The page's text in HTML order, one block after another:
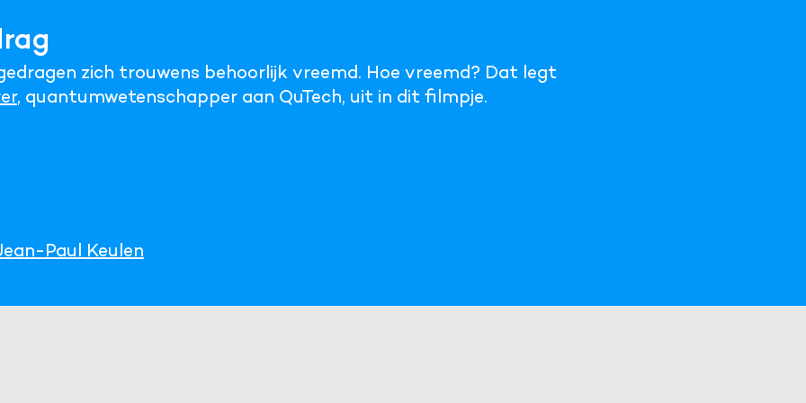
zich trouwens behoorlijk vreemd. Hoe vreemd? Dat legt
, quantumwetenschapper aan QuTech, uit in dit filmpje.
Paul Keulen